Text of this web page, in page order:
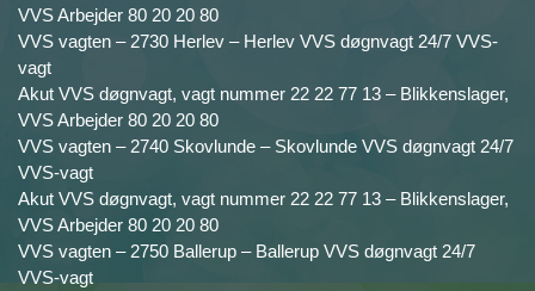
VVS Arbejder 80 20 20 80
VVS vagten – 2730 Herlev – Herlev VVS døgnvagt 24/7 VVS-
vagt
Akut VVS døgnvagt, vagt nummer 22 22 77 13 – Blikkenslager,
VVS Arbejder 80 20 20 80
VVS vagten – 2740 Skovlunde – Skovlunde VVS døgnvagt 24/7
VVS-vagt
Akut VVS døgnvagt, vagt nummer 22 22 77 13 – Blikkenslager,
VVS Arbejder 80 20 20 80
VVS vagten – 2750 Ballerup – Ballerup VVS døgnvagt 24/7
VVS-vagt